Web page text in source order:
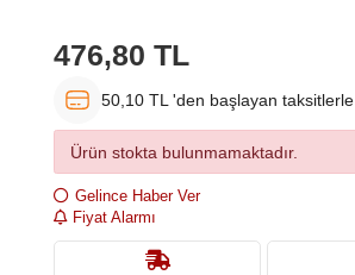
476,80 TL
50,10 TL 'den başlayan taksitlerle
Ürün stokta bulunmamaktadır.
Gelince Haber Ver
Fiyat Alarmı